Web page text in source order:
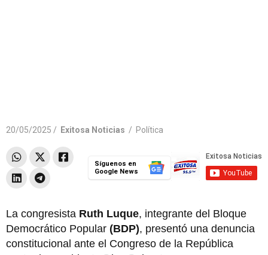
20/05/2025 / Exitosa Noticias / Política
Síguenos en
Google News
La congresista Ruth Luque, integrante del Bloque
Democrático Popular (BDP), presentó una denuncia
constitucional ante el Congreso de la República